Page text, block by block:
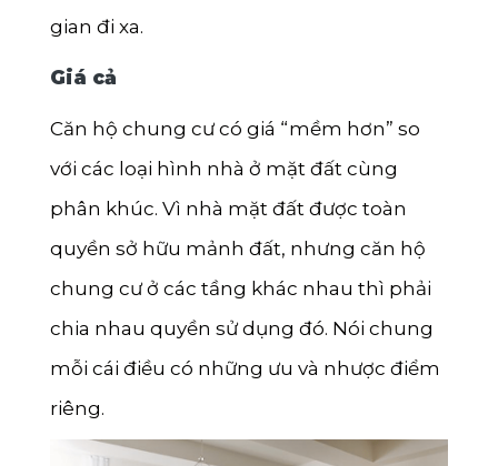
gian đi xa.
Giá cả
Căn hộ chung cư có giá “mềm hơn” so
với các loại hình nhà ở mặt đất cùng
phân khúc. Vì nhà mặt đất được toàn
quyền sở hữu mảnh đất, nhưng căn hộ
chung cư ở các tầng khác nhau thì phải
chia nhau quyền sử dụng đó. Nói chung
mỗi cái điều có những ưu và nhược điểm
riêng.